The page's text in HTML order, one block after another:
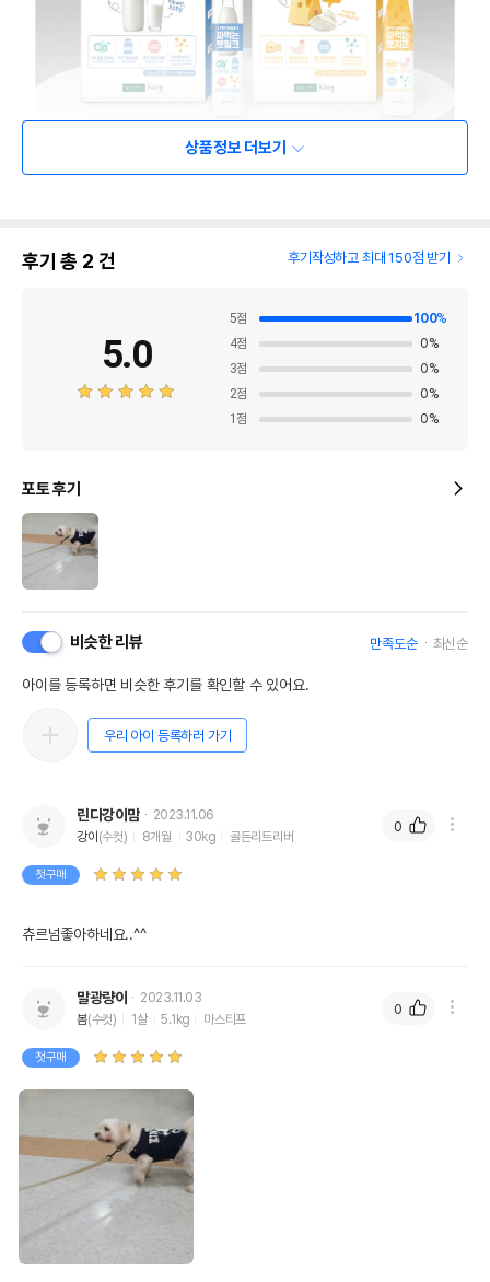
상품정보 더보기
후기 총 2 건 후기작성하고 최대 150점 받기
5.0
5점 100%
4점 0%
3점 0%
2점 0%
1 점 0%
포토 후기
비슷한 리뷰 만족도순 최신순
아이를 등록하면 비슷한 후기를 확인할 수 있어요.
우리 아이 등록하러 가기
린다강이맘
2023.11.06
강이 (수컷) 8개월 30kg 골든리트리버
첫구매
츄르넘좋아하네요..^^
0
말광량이
2023.11.03
봄(수컷) 1살 5.1kg 마스티프
첫구매
0